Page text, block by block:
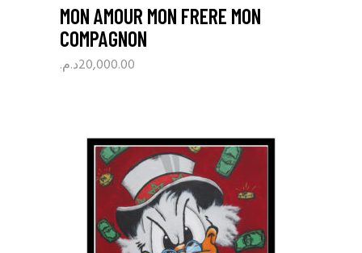
MON AMOUR MON FRERE MON
COMPAGNON
20,000.00د.م.